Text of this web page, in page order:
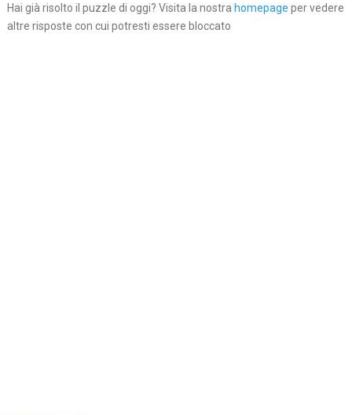
Hai già risolto il puzzle di oggi? Visita la nostra homepage per vedere
altre risposte con cui potresti essere bloccato